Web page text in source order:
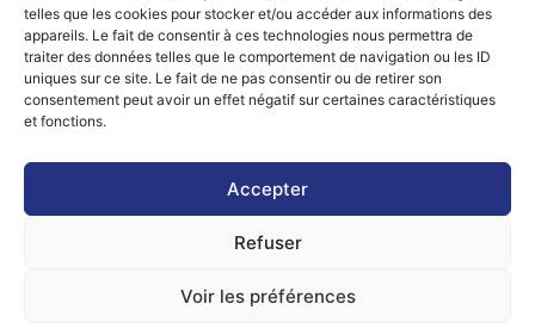
telles que les cookies pour stocker et/ou accéder aux informations des
appareils. Le fait de consentir à ces technologies nous permettra de
traiter des données telles que le comportement de navigation ou les ID
uniques sur ce site. Le fait de ne pas consentir ou de retirer son
consentement peut avoir un effet négatif sur certaines caractéristiques
et fonctions.
Accepter
Refuser
Voir les préférences
que les jours fériés.
Contactez-nous Mentions légales